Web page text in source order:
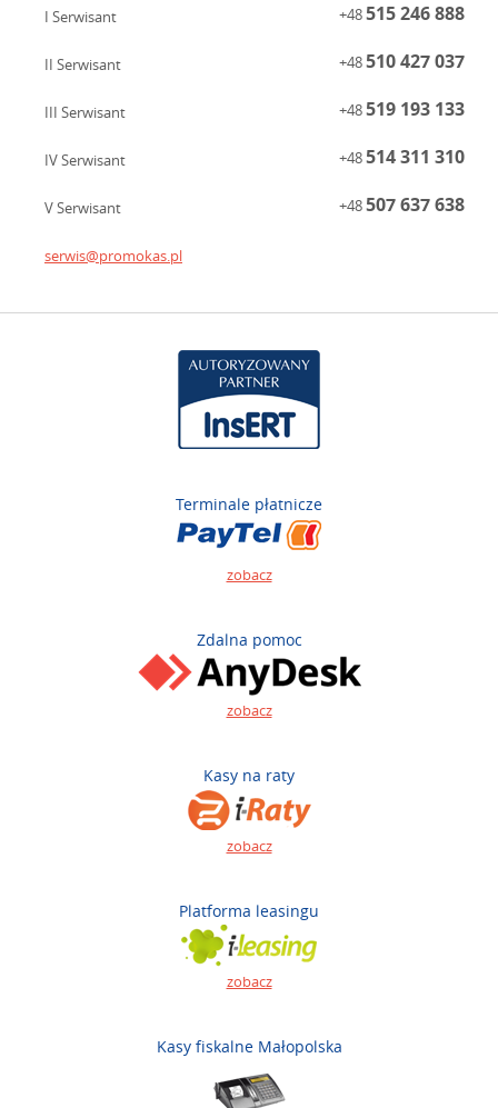
I Serwisant +48515 246 888
II Serwisant +48510 427 037
III Serwisant +48519 193 133
IV Serwisant +48514 311 310
V Serwisant +48507 637 638
serwis@promokas.pl
Terminale płatnicze
zobacz
Zdalna pomoc
zobacz
Kasy na raty
zobacz
Platforma leasingu
zobacz
Kasy fiskalne Małopolska